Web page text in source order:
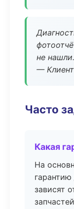
не нашли.
—
Часто
Какая
На
зависят